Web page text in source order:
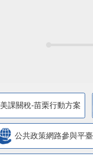
美課關稅-苗栗行動方案
公共政策網路參與平臺